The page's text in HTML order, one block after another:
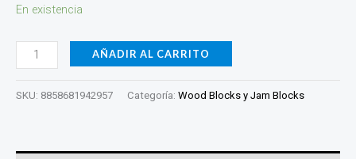
En existencia
AÑADIR AL CARRITO
SKU: 8858681942957 Categoría: Wood Blocks y Jam Blocks